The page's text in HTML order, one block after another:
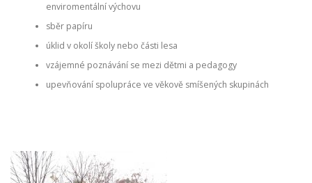
enviromentální výchovu
sběr papíru
úklid v okolí školy nebo části lesa
vzájemné poznávání se mezi dětmi a pedagogy
upevňování spolupráce ve věkově smíšených skupinách